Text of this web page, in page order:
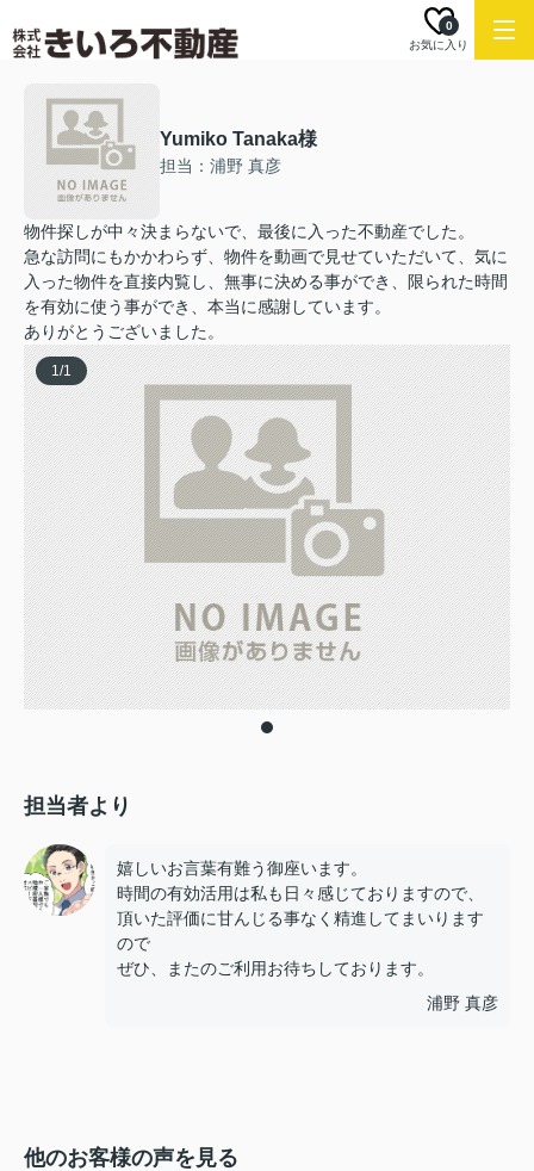
お気に入り
0
Yumiko Tanaka様
担当：浦野 真彦
物件探しが中々決まらないで、最後に入った不動産でした。
急な訪問にもかかわらず、物件を動画で見せていただいて、気に
入った物件を直接内覧し、無事に決める事ができ、限られた時間
を有効に使う事ができ、本当に感謝しています。
ありがとうございました。
1/1
担当者より
嬉しいお言葉有難う御座います。
時間の有効活用は私も日々感じておりますので、
頂いた評価に甘んじる事なく精進してまいります
ので
ぜひ、またのご利用お待ちしております。
浦野 真彦
他のお客様の声を見る